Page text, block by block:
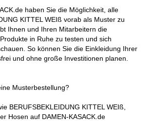
haben Sie die Möglichkeit, alle
KITTEL WEIß vorab als Muster zu
Ihnen und Ihren Mitarbeitern die
in Ruhe zu testen und sich
So können Sie die Einkleidung Ihrer
und ohne große Investitionen planen.
Musterbestellung?
BERUFSBEKLEIDUNG KITTEL WEIß,
Hosen auf DAMEN-KASACK.de